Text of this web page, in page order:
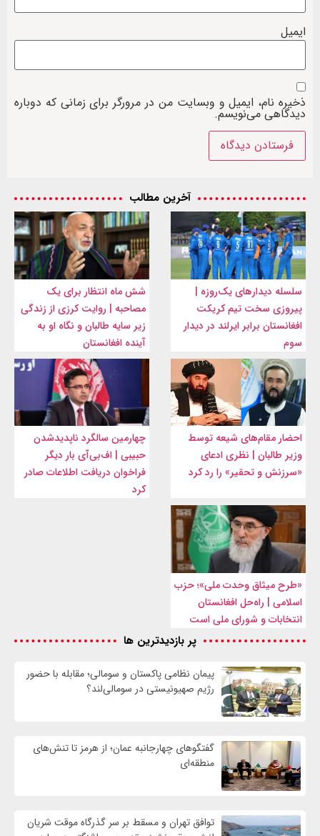
ایمیل
ذخیره نام، ایمیل و وبسایت من در مرورگر برای زمانی که دوباره
دیدگاهی می‌نویسم.
آخرین مطالب
سلسله دیدارهای یک‌روزه |
پیروزی سخت تیم کریکت
افغانستان برابر ایرلند در دیدار
سوم
شش ماه انتظار برای یک
مصاحبه | روایت کرزی از زندگی
زیر سایه طالبان و نگاه او به
آینده افغانستان
احضار مقام‌های شیعه توسط
وزیر طالبان | نظری ادعای
«سرزنش و تحقیر» را رد کرد
چهارمین سالگرد ناپدیدشدن
حبیبی | اف‌بی‌آی بار دیگر
فراخوان دریافت اطلاعات صادر
کرد
«طرح میثاق وحدت ملی»؛ حزب
اسلامی | راه‌حل افغانستان
انتخابات و شورای ملی است
پر بازدیدترین ها
پیمان نظامی پاکستان و سومالی؛ مقابله با حضور
رژيم صهیونیستی در سومالی‌لند؟
گفتگوهای چهارجانبه عمان؛ از هرمز تا تنش‌های
منطقه‌ای
توافق تهران و مسقط بر سر گذرگاه موقت شریان